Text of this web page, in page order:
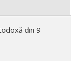
din 9